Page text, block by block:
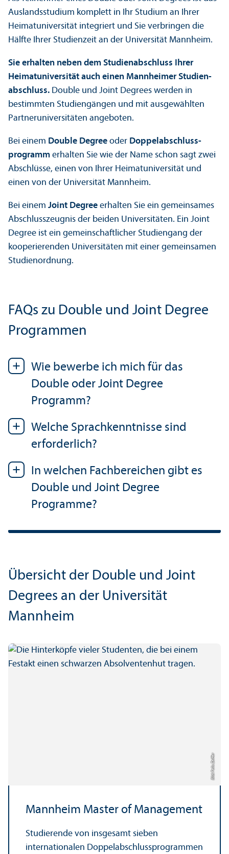
Auslands­studium komplett in Ihr Studium an Ihrer
Heimat­universität integriert und Sie verbringen die
Hälfte Ihrer Studien­zeit an der Universität Mannheim.
Sie erhalten neben dem Studien­abschluss Ihrer
Heimat­universität auch einen Mannheimer Studien­
abschluss. Double und Joint Degrees werden in
bestimmten Studien­gängen und mit ausgewählten
Partner­universitäten angeboten.
Bei einem Double Degree oder Doppel­abschluss­
programm erhalten Sie wie der Name schon sagt zwei
Abschlüsse, einen von Ihrer Heimat­universität und
einen von der Universität Mannheim.
Bei einem Joint Degree erhalten Sie ein gemeinsames
Abschlusszeugnis der beiden Universitäten. Ein Joint
Degree ist ein gemeinschaft­licher Studien­gang der
kooperierenden Universitäten mit einer gemeinsamen
Studien­ordnung.
FAQs zu Double und Joint Degree
Programmen
Wie bewerbe ich mich für das
Double oder Joint Degree
Programm?
Welche Sprach­kenntnisse sind
erforderlich?
In welchen Fach­bereichen gibt es
Double und Joint Degree
Programme?
Über­sicht der Double und Joint
Degrees an der Universität
Mannheim
Bild: Felix Zeiffer
Mannheim Master of Management
Studierende von insgesamt sieben
internationalen Doppel­abschluss­programmen